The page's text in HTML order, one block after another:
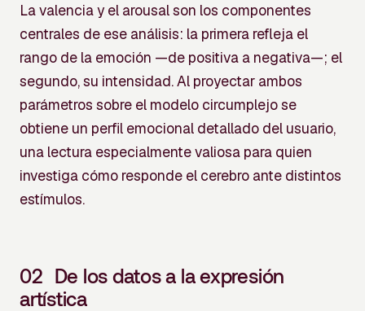
La valencia y el arousal son los componentes
centrales de ese análisis: la primera refleja el
rango de la emoción —de positiva a negativa—; el
segundo, su intensidad. Al proyectar ambos
parámetros sobre el modelo circumplejo se
obtiene un perfil emocional detallado del usuario,
una lectura especialmente valiosa para quien
investiga cómo responde el cerebro ante distintos
estímulos.
02 De los datos a la expresión
artística